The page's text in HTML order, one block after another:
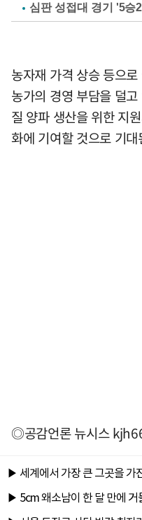
심판 성접대 경기 '5
농자재 가격 상승 등으
농가의 경영 부담을 덜
질 양파 생산을 위한 지
화에 기여할 것으로 기대
◎공감언론 뉴시스